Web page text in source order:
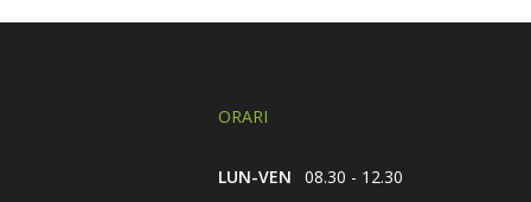
ORARI
LUN-VEN
08.30 - 12.30